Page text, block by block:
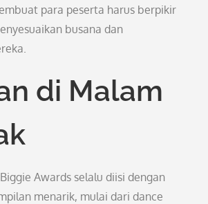
para peserta harus berpikir
busana dan
di Malam
Awards selalu diisi dengan
menarik, mulai dari dance